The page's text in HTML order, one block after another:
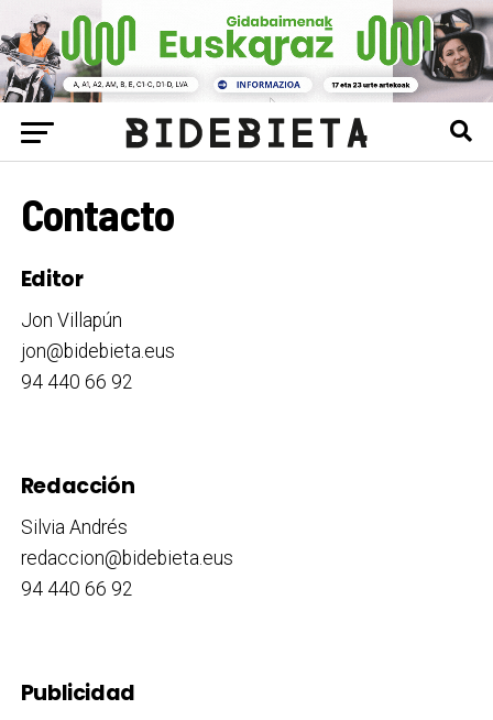
Contacto
Editor
Jon Villapún
jon@bidebieta.eus
94 440 66 92
Redacción
Silvia Andrés
redaccion@bidebieta.eus
94 440 66 92
Publicidad